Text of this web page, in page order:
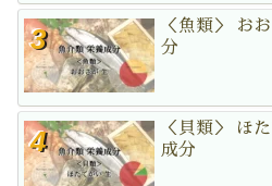
＜魚類＞ お
分
＜貝類＞ ほ
成分